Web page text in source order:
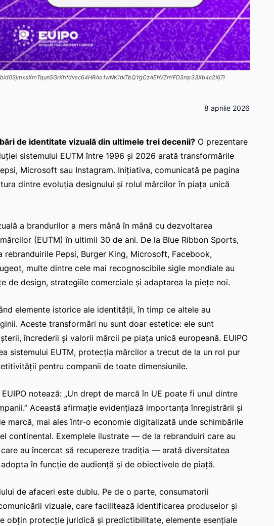
8 aprilie 2026
de identitate vizuală din ultimele trei decenii? O prezentare
sistemului EUTM între 1996 și 2026 arată transformările
Microsoft sau Instagram. Iniţiativa, comunicată pe pagina
dintre evoluţia designului şi rolul mărcilor în piaţa unică
a brandurilor a mers mână în mână cu dezvoltarea
(EUTM) în ultimii 30 de ani. De la Blue Ribbon Sports,
Pepsi, Burger King, Microsoft, Facebook,
multe dintre cele mai recognoscibile sigle mondiale au
de design, strategiile comerciale şi adaptarea la pieţe noi.
elemente istorice ale identităţii, în timp ce altele au
Aceste transformări nu sunt doar estetice: ele sunt
încrederii şi valorii mărcii pe piaţa unică europeană. EUIPO
sistemului EUTM, protecţia mărcilor a trecut de la un rol pur
pentru companii de toate dimensiunile.
notează: „Un drept de marcă în UE poate fi unul dintre
Această afirmaţie evidenţiază importanţa înregistrării şi
marcă, mai ales într-o economie digitalizată unde schimbările
continental. Exemplele ilustrate — de la rebranduiri care au
au încercat să recupereze tradiţia — arată diversitatea
în funcţie de audienţă şi de obiectivele de piaţă.
de afaceri este dublu. Pe de o parte, consumatorii
vizuale, care facilitează identificarea produselor şi
obţin protecţie juridică şi predictibilitate, elemente esenţiale